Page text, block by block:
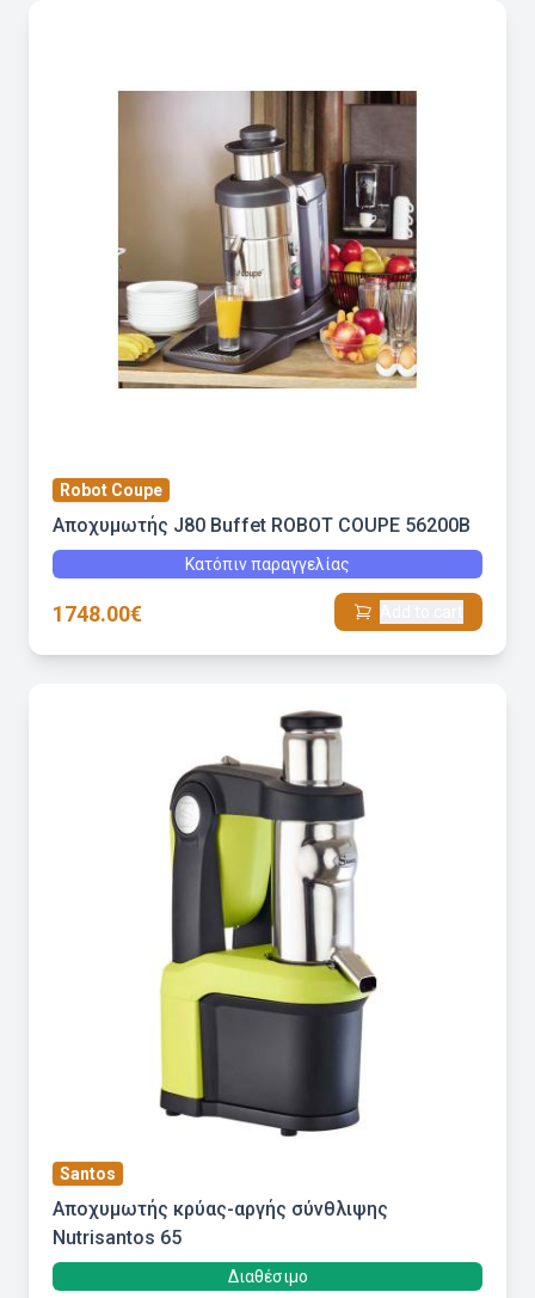
Robot Coupe
Αποχυμωτής J80 Buffet ROBOT COUPE 56200B
Κατόπιν παραγγελίας
1748.00€
Santos
Αποχυμωτής κρύας-αργής σύνθλιψης
Nutrisantos 65
Διαθέσιμο